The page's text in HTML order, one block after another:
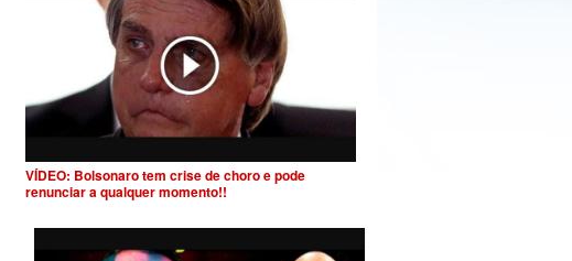
VÍDEO: Bolsonaro tem crise de choro e pode
renunciar a qualquer momento!!